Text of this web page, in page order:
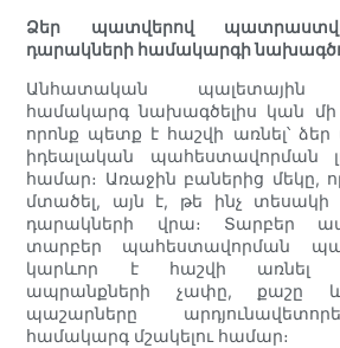
Ձեր պատվերով
դարակների համակարգի
Անհատական ​​պալետային
համակարգ նախագծելիս կան մի
որոնք պետք է հաշվի առնել՝
իդեալական պահեստավորման
համար։ Առաջին բաներից մեկը,
մտածել, այն է, թե ինչ տեսակի
դարակների վրա։ Տարբեր
տարբեր պահեստավորման
կարևոր է հաշվի առնել
ապրանքների չափը, քաշը
պաշարները
համակարգ մշակելու համար։